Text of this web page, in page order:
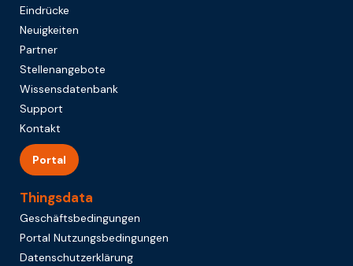
Eindrücke
Neuigkeiten
Partner
Stellenangebote
Wissensdatenbank
Support
Kontakt
Portal
Thingsdata
Geschäftsbedingungen
Portal Nutzungsbedingungen
Datenschutzerklärung